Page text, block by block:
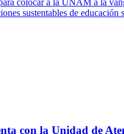
sustentables de educación
con la Unidad de